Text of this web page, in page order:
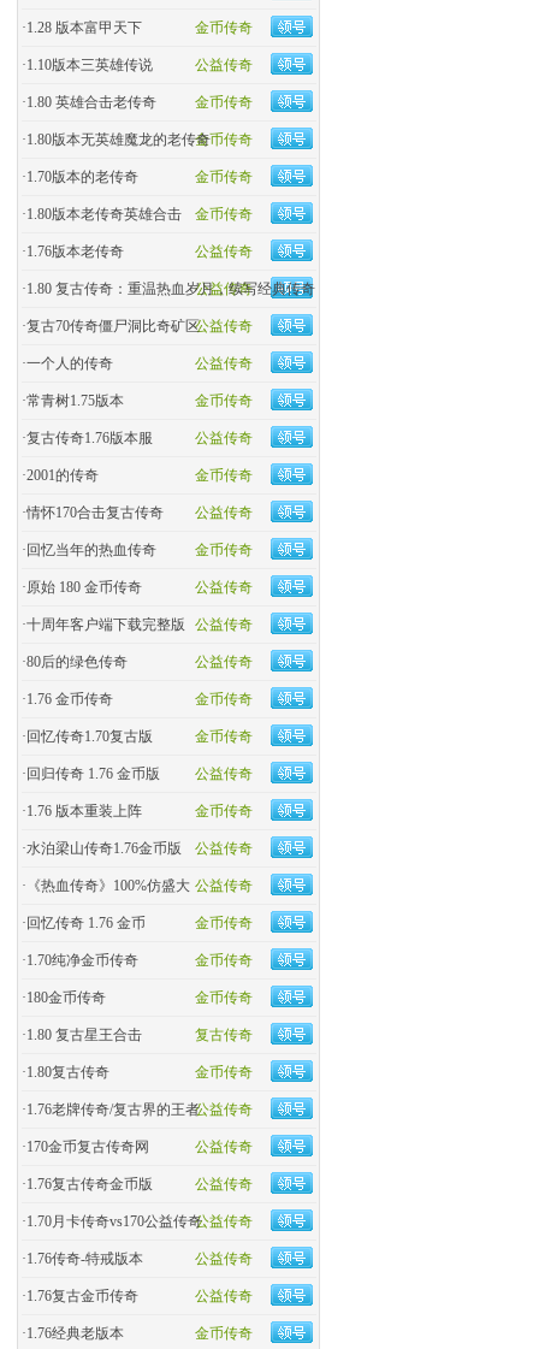
金币传奇
·1.28 版本富甲天下
公益传奇
·1.10版本三英雄传说
金币传奇
·1.80 英雄合击老传奇
金币传奇
·1.80版本无英雄魔龙的老传奇
金币传奇
·1.70版本的老传奇
金币传奇
·1.80版本老传奇英雄合击
公益传奇
·1.76版本老传奇
公益传奇
·1.80 复古传奇：重温热血岁月，续写经典传奇
公益传奇
·复古70传奇僵尸洞比奇矿区
公益传奇
·一个人的传奇
金币传奇
·常青树1.75版本
公益传奇
·复古传奇1.76版本服
金币传奇
·2001的传奇
公益传奇
·情怀170合击复古传奇
金币传奇
· 回忆当年的热血传奇
公益传奇
·原始 180 金币传奇
公益传奇
·十周年客户端下载完整版
公益传奇
·80后的绿色传奇
金币传奇
·1.76 金币传奇
金币传奇
· 回忆传奇1.70复古版
公益传奇
· 回归传奇 1.76 金币版
金币传奇
·1.76 版本重装上阵
公益传奇
·水泊梁山传奇1.76金币版
公益传奇
· 《热血传奇》100%仿盛大
金币传奇
· 回忆传奇 1.76 金币
金币传奇
·1.70纯净金币传奇
金币传奇
·180金币传奇
复古传奇
·1.80 复古星王合击
金币传奇
·1.80复古传奇
公益传奇
·1.76老牌传奇/复古界的王者
公益传奇
·170金币复古传奇网
公益传奇
·1.76复古传奇金币版
公益传奇
·1.70月卡传奇vs170公益传奇
公益传奇
·1.76传奇-特戒版本
公益传奇
·1.76复古金币传奇
金币传奇
·1.76经典老版本